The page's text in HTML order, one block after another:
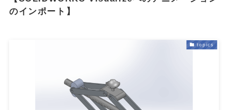
のインポート】
topics